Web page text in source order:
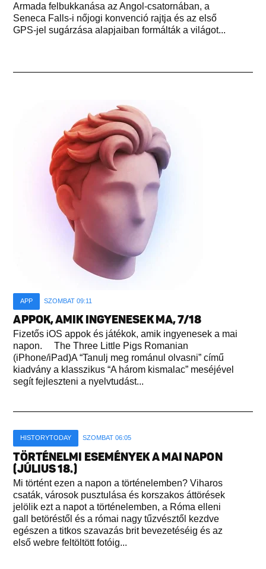
Armada felbukkanása az Angol-csatornában, a
Seneca Falls-i nőjogi konvenció rajtja és az első
GPS-jel sugárzása alapjaiban formálták a világot...
APP SZOMBAT 09:11
APPOK, AMIK INGYENESEK MA, 7/18
Fizetős iOS appok és játékok, amik ingyenesek a mai
napon. The Three Little Pigs Romanian
(iPhone/iPad)A “Tanulj meg románul olvasni” című
kiadvány a klasszikus “A három kismalac” meséjével
segít fejleszteni a nyelvtudást...
HISTORYTODAY SZOMBAT 06:05
TÖRTÉNELMI ESEMÉNYEK A MAI NAPON
(JÚLIUS 18.)
Mi történt ezen a napon a történelemben? Viharos
csaták, városok pusztulása és korszakos áttörések
jelölik ezt a napot a történelemben, a Róma elleni
gall betöréstől és a római nagy tűzvésztől kezdve
egészen a titkos szavazás brit bevezetéséig és az
első webre feltöltött fotóig...